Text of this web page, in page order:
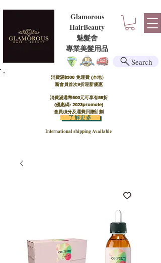
Glamorous
HairBeauty
魅髮舍
​​專業美髮用品
消費滿$300 免運費 (本地）​
新會員首次9折迎新優惠
消費滿港幣500元可享有88折
(優惠碼: 2023promote)
會員積分及運費回贈計劃
International shipping Available
了解更多
Search